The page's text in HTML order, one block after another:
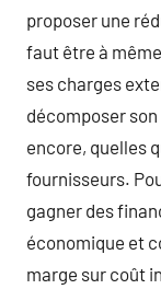
proposer une
faut être à
ses charges
décomposer
encore, quelles
fournisseurs.
gagner des
économique et
marge sur coût